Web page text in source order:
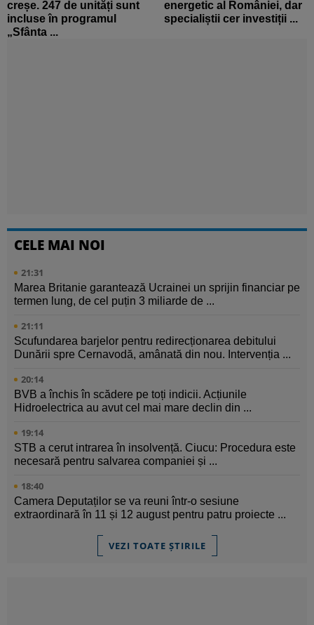
creșe. 247 de unități sunt
incluse în programul
„Sfânta ...
energetic al României, dar
specialiștii cer investiții ...
CELE MAI NOI
21:31
Marea Britanie garantează Ucrainei un sprijin financiar pe
termen lung, de cel puțin 3 miliarde de ...
21:11
Scufundarea barjelor pentru redirecționarea debitului
Dunării spre Cernavodă, amânată din nou. Intervenția ...
20:14
BVB a închis în scădere pe toți indicii. Acțiunile
Hidroelectrica au avut cel mai mare declin din ...
19:14
STB a cerut intrarea în insolvență. Ciucu: Procedura este
necesară pentru salvarea companiei și ...
18:40
Camera Deputaților se va reuni într-o sesiune
extraordinară în 11 și 12 august pentru patru proiecte ...
VEZI TOATE ȘTIRILE